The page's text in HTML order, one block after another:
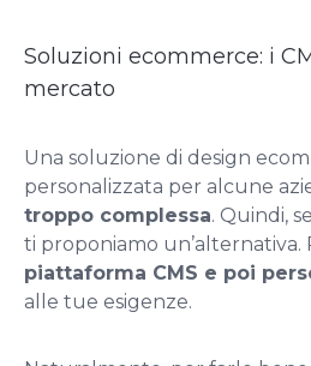
Soluzioni ecommerce: i
mercato
Una soluzione di design
personalizzata per alcune
troppo complessa. Quindi,
ti proponiamo un’alternativa.
piattaforma CMS e poi
alle tue esigenze.